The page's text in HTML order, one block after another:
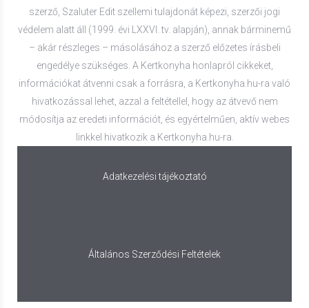
szerző, Szaluter Edit szellemi tulajdonát képezi, szerzői jogi
védelem alatt áll (1999. évi LXXVI. tv. alapján), annak bárminemű
– akár részleges – másolásához a szerző előzetes írásbeli
engedélye szükséges. A Kertkonyha honlapról cikkeket,
információkat átvenni csak a forrásra, a Kertkonyha.hu-ra való
hivatkozással lehet, azzal a feltétellel, hogy az átvevő nem
módosítja az eredeti információt, és egyértelműen, aktív webes
linkkel hivatkozik a Kertkonyha.hu-ra.
Adatkezelési tájékoztató
Általános Szerződési Feltételek